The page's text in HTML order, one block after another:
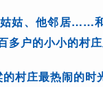
姑、他邻居……
户的小小的村庄
村庄最热闹的时